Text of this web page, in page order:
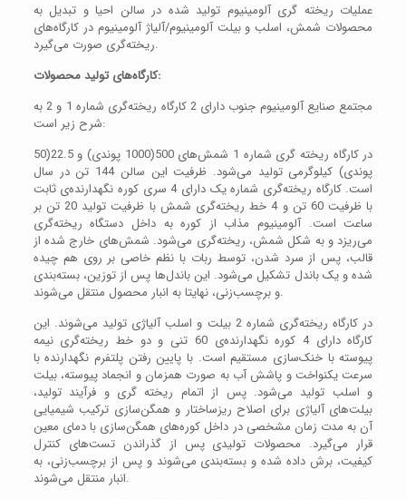
عملیات ریخته گری آلومینیوم تولید شده در سالن احیا و تبدیل به
محصولات شمش، اسلب و بیلت آلومینیوم/آلیاژ آلومینیوم در کارگاه‌های
ریخته‌گری صورت می‌گیرد.
کارگاه‌های تولید محصولات:
مجتمع صنایع آلومینیوم جنوب دارای 2 کارگاه ریخته‌گری شماره 1 و 2 به
شرح زیر است:
در کارگاه ریخته گری شماره 1 شمش‌های 500(1000 پوندی) و 22.5(50
پوندی) کیلوگرمی تولید می‌شود. ظرفیت این سالن 144 تن در سال
است. کارگاه ریخته‌گری شماره یک دارای 4 سری کوره نگهدارنده‌ی ثابت
با ظرفیت 60 تن و 4 خط ریخته‌گری شمش با ظرفیت تولید 20 تن بر
ساعت است. آلومینیوم مذاب از کوره به داخل دستگاه ریخته‌گری
می‌ریزد و به شکل شمش، ریخته‌گری می‌شود. شمش‌های خارج شده از
قالب، پس از سرد شدن، توسط ربات با نظم خاصی بر روی هم چیده
شده و یک باندل تشکیل می‌شود. این باندل‌ها پس از توزین، بسته‌بندی
و برچسب‌زنی، نهایتا به انبار محصول منتقل می‌شوند.
در کارگاه ریخته‌گری شماره 2 بیلت و اسلب آلیاژی تولید می‌شوند. این
کارگاه دارای 4 کوره نگهدارنده‌ی 60 تنی و دو خط ریخته‌گری نیمه
پیوسته با خنک‌سازی مستقیم است. با پایین رفتن پلتفرم نگهدارنده با
سرعت یکنواخت و پاشش آب به صورت همزمان و انجماد پیوسته، بیلت
و اسلب تولید می‌شود. پس از اتمام ریخته گری و فرآیند تولید،
بیلت‌های آلیاژی برای اصلاح ریزساختار و همگن‌سازی ترکیب شیمیایی
آن به مدت زمان مشخصی در داخل کوره‌های همگن‌سازی با دمای معین
قرار می‌گیرد. محصولات تولیدی پس از گذراندن تست‌های کنترل
کیفیت، برش داده شده و بسته‌بندی می‌شوند و پس از برچسب‌زنی، به
انبار منتقل می‌شوند.